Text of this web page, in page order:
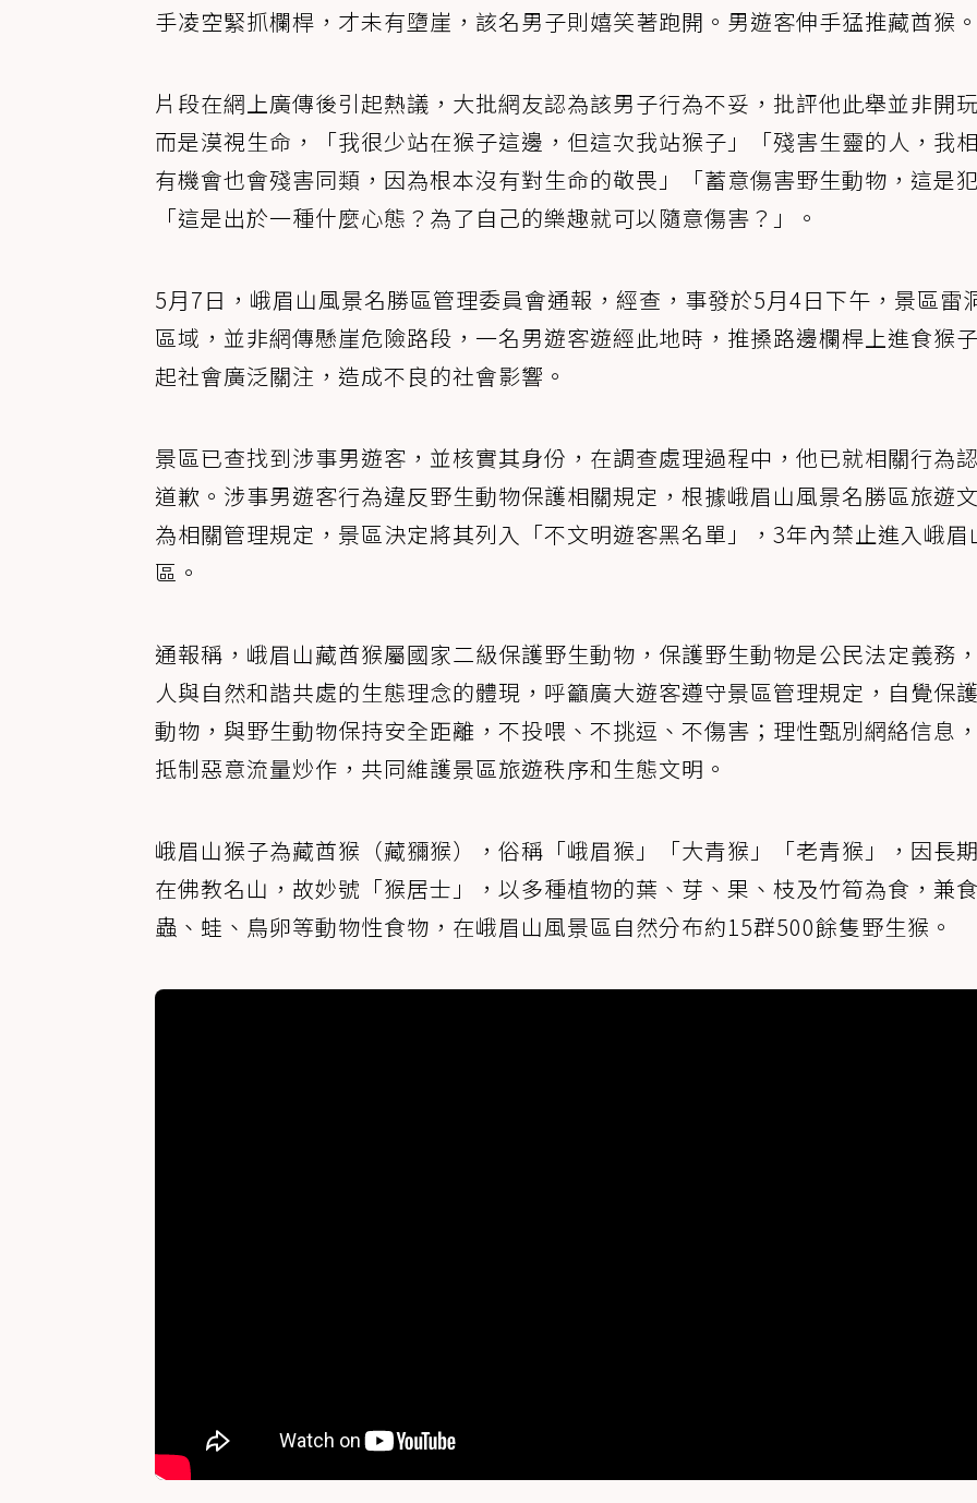
手凌空緊抓欄桿，才未有墮崖，該名男子則嬉笑著跑開。男遊客伸手猛推藏酋猴。
片段在網上廣傳後引起熱議，大批網友認為該男子行為不妥，批評他此舉並非開玩
而是漠視生命，「我很少站在猴子這邊，但這次我站猴子」「殘害生靈的人，我
有機會也會殘害同類，因為根本沒有對生命的敬畏」「蓄意傷害野生動物，這是犯
「這是出於一種什麼心態？為了自己的樂趣就可以隨意傷害？」。
5月7日，峨眉山風景名勝區管理委員會通報，經查，事發於5月4日下午，景區雷
區域，並非網傳懸崖危險路段，一名男遊客遊經此地時，推搡路邊欄桿上進食猴
起社會廣泛關注，造成不良的社會影響。
景區已查找到涉事男遊客，並核實其身份，在調查處理過程中，他已就相關行為
道歉。涉事男遊客行為違反野生動物保護相關規定，根據峨眉山風景名勝區旅遊
為相關管理規定，景區決定將其列入「不文明遊客黑名單」，3年內禁止進入峨眉
區。
通報稱，峨眉山藏酋猴屬國家二級保護野生動物，保護野生動物是公民法定義務
人與自然和諧共處的生態理念的體現，呼籲廣大遊客遵守景區管理規定，自覺保
動物，與野生動物保持安全距離，不投喂、不挑逗、不傷害；理性甄別網絡信息
抵制惡意流量炒作，共同維護景區旅遊秩序和生態文明。
峨眉山猴子為藏酋猴（藏獼猴），俗稱「峨眉猴」「大青猴」「老青猴」，因長
在佛教名山，故妙號「猴居士」，以多種植物的葉、芽、果、枝及竹筍為食，兼
蟲、蛙、鳥卵等動物性食物，在峨眉山風景區自然分布約15群500餘隻野生猴。